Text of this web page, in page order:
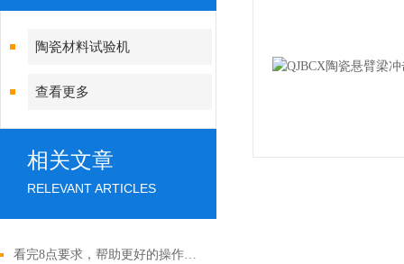
陶瓷材料试验机
查看更多
相关文章
RELEVANT ARTICLES
看完8点要求，帮助更好的操作剥离强度试验机